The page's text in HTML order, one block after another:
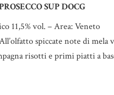
SUP DOCG
11,5% vol. – Area: Veneto
spiccate note di mela
risotti e primi piatti a